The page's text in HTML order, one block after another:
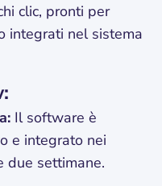
clic, pronti per
integrati nel sistema
Il software è
e integrato nei
due settimane.